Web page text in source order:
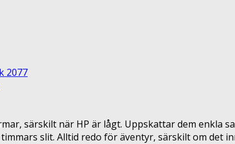
2077
särskilt när HP är lågt. Uppskattar dem enkla
slit. Alltid redo för äventyr, särskilt om det